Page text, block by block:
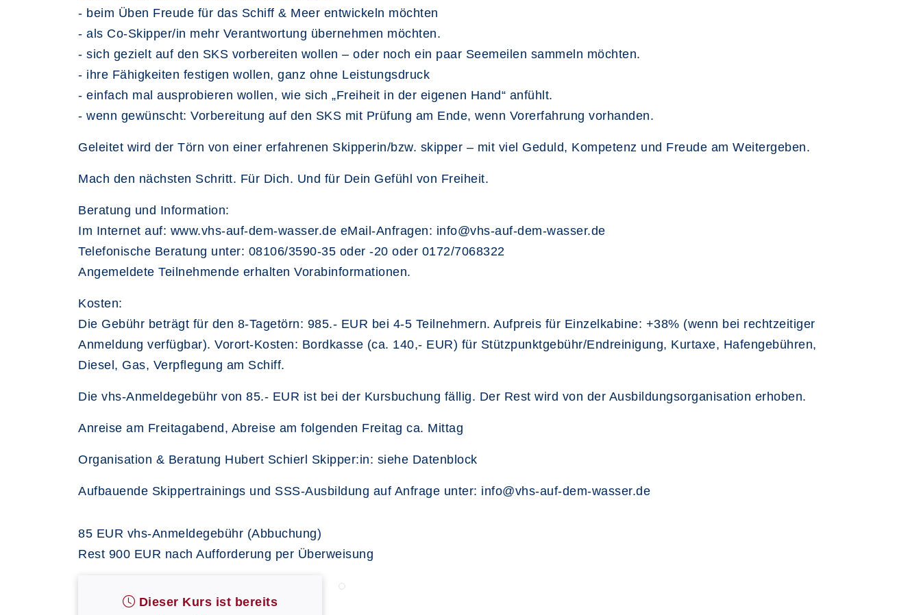
- beim Üben Freude für das Schiff & Meer entwickeln möchten
- als Co-Skipper/in mehr Verantwortung übernehmen möchten.
- sich gezielt auf den SKS vorbereiten wollen – oder noch ein paar Seemeilen sammeln möchten.
- ihre Fähigkeiten festigen wollen, ganz ohne Leistungsdruck
- einfach mal ausprobieren wollen, wie sich „Freiheit in der eigenen Hand“ anfühlt.
- wenn gewünscht: Vorbereitung auf den SKS mit Prüfung am Ende, wenn Vorerfahrung vorhanden.
Geleitet wird der Törn von einer erfahrenen Skipperin/bzw. skipper – mit viel Geduld, Kompetenz und Freude am Weitergeben.
Mach den nächsten Schritt. Für Dich. Und für Dein Gefühl von Freiheit.
Beratung und Information:
Im Internet auf: www.vhs-auf-dem-wasser.de eMail-Anfragen: info@vhs-auf-dem-wasser.de
Telefonische Beratung unter: 08106/3590-35 oder -20 oder 0172/7068322
Angemeldete Teilnehmende erhalten Vorabinformationen.
Kosten:
Die Gebühr beträgt für den 8-Tagetörn: 985.- EUR bei 4-5 Teilnehmern. Aufpreis für Einzelkabine: +38% (wenn bei rechtzeitiger
Anmeldung verfügbar). Vorort-Kosten: Bordkasse (ca. 140,- EUR) für Stützpunktgebühr/Endreinigung, Kurtaxe, Hafengebühren,
Diesel, Gas, Verpflegung am Schiff.
Die vhs-Anmeldegebühr von 85.- EUR ist bei der Kursbuchung fällig. Der Rest wird von der Ausbildungsorganisation erhoben.
Anreise am Freitagabend, Abreise am folgenden Freitag ca. Mittag
Organisation & Beratung Hubert Schierl Skipper:in: siehe Datenblock
Aufbauende Skippertrainings und SSS-Ausbildung auf Anfrage unter: info@vhs-auf-dem-wasser.de
85 EUR vhs-Anmeldegebühr (Abbuchung)
Rest 900 EUR nach Aufforderung per Überweisung
Dieser Kurs ist bereits